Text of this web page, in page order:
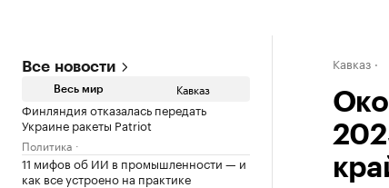
Все новости
Весь мир Кавказ
Финляндия отказалась передать
Украине ракеты Patriot
Политика
11 мифов об ИИ в промышленности — и
как все устроено на практике
Кавказ